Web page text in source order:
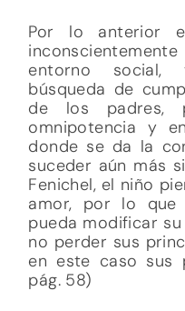
Por lo anterior
entorno social,
búsqueda de
de los padres,
omnipotencia y
donde se da la
suceder aún más
Fenichel, el niño
amor, por lo que
pueda modificar
no perder sus
en este caso sus
pág. 58)